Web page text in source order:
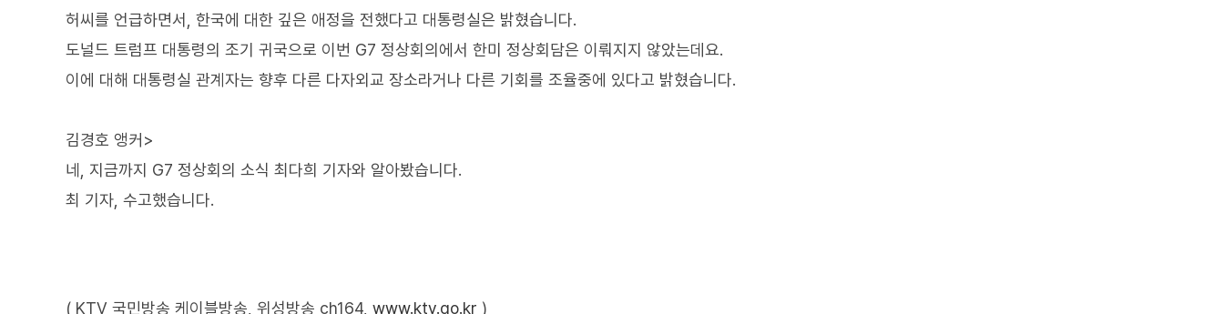
허씨를 언급하면서, 한국에 대한 깊은 애정을 전했다고 대통령실은 밝혔습니다.
도널드 트럼프 대통령의 조기 귀국으로 이번 G7 정상회의에서 한미 정상회담은 이뤄지지 않았는데요.
이에 대해 대통령실 관계자는 향후 다른 다자외교 장소라거나 다른 기회를 조율중에 있다고 밝혔습니다.
김경호 앵커>
네, 지금까지 G7 정상회의 소식 최다희 기자와 알아봤습니다.
최 기자, 수고했습니다.
( KTV 국민방송 케이블방송, 위성방송 ch164, www.ktv.go.kr )